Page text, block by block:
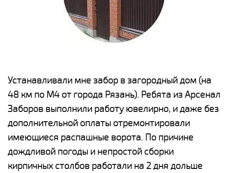
Устанавливали мне забор в загородный дом (на
48 км по М4 от города Рязань). Ребята из Арсенал
Заборов выполнили работу ювелирно, и даже без
дополнительной оплаты отремонтировали
имеющиеся распашные ворота. По причине
дождливой погоды и непростой сборки
кирпичных столбов работали на 2 дня дольше